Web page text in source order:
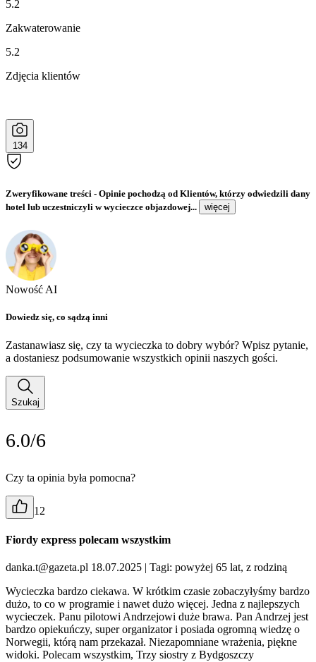
5.2
Zakwaterowanie
5.2
Zdjęcia klientów
134
Zweryfikowane treści - Opinie pochodzą od Klientów, którzy odwiedzili dany
hotel lub uczestniczyli w wycieczce objazdowej...
więcej
Nowość AI
Dowiedz się, co sądzą inni
Zastanawiasz się, czy ta wycieczka to dobry wybór? Wpisz pytanie,
a dostaniesz podsumowanie wszystkich opinii naszych gości.
Szukaj
6.0/6
Czy ta opinia była pomocna?
12
Fiordy express polecam wszystkim
danka.t@gazeta.pl 18.07.2025 | Tagi: powyżej 65 lat, z rodziną
Wycieczka bardzo ciekawa. W krótkim czasie zobaczyłyśmy bardzo
dużo, to co w programie i nawet dużo więcej. Jedna z najlepszych
wycieczek. Panu pilotowi Andrzejowi duże brawa. Pan Andrzej jest
bardzo opiekuńczy, super organizator i posiada ogromną wiedzę o
Norwegii, którą nam przekazał. Niezapomniane wrażenia, piękne
widoki. Polecam wszystkim, Trzy siostry z Bydgoszczy